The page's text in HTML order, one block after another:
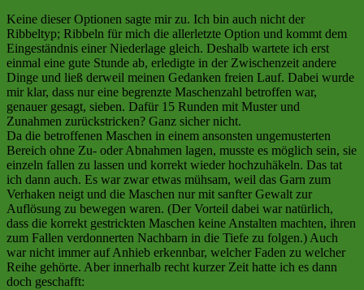
Keine dieser Optionen sagte mir zu. Ich bin auch nicht der
Ribbeltyp; Ribbeln für mich die allerletzte Option und kommt dem
Eingeständnis einer Niederlage gleich. Deshalb wartete ich erst
einmal eine gute Stunde ab, erledigte in der Zwischenzeit andere
Dinge und ließ derweil meinen Gedanken freien Lauf. Dabei wurde
mir klar, dass nur eine begrenzte Maschenzahl betroffen war,
genauer gesagt, sieben. Dafür 15 Runden mit Muster und
Zunahmen zurückstricken? Ganz sicher nicht.
Da die betroffenen Maschen in einem ansonsten ungemusterten
Bereich ohne Zu- oder Abnahmen lagen, musste es möglich sein, sie
einzeln fallen zu lassen und korrekt wieder hochzuhäkeln. Das tat
ich dann auch. Es war zwar etwas mühsam, weil das Garn zum
Verhaken neigt und die Maschen nur mit sanfter Gewalt zur
Auflösung zu bewegen waren. (Der Vorteil dabei war natürlich,
dass die korrekt gestrickten Maschen keine Anstalten machten, ihren
zum Fallen verdonnerten Nachbarn in die Tiefe zu folgen.) Auch
war nicht immer auf Anhieb erkennbar, welcher Faden zu welcher
Reihe gehörte. Aber innerhalb recht kurzer Zeit hatte ich es dann
doch geschafft: